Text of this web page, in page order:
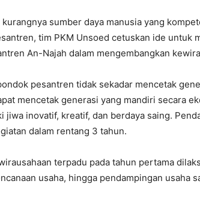
sumber daya manusia yang
tim PKM Unsoed cetuskan ide untuk
An-Najah dalam mengembangkan
pesantren tidak sekadar mencetak
mencetak generasi yang mandiri secara
jiwa inovatif, kreatif, dan berdaya saing.
dalam rentang 3 tahun.
terpadu pada tahun pertama
usaha, hingga pendampingan usaha